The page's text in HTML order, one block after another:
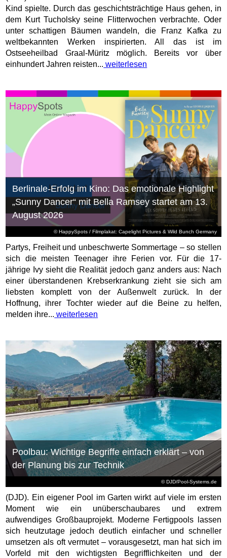
Kind spielte. Durch das geschichtsträchtige Haus gehen, in
dem Kurt Tucholsky seine Flitterwochen verbrachte. Oder
unter schattigen Bäumen wandeln, die Franz Kafka zu
weltbekannten Werken inspirierten. All das ist im
Ostseeheilbad Graal-Müritz möglich. Bereits vor über
einhundert Jahren reisten... weiterlesen
© HappySpots / Filmplakat: Capelight Pictures & Wild Bunch Germany
Berlinale-Erfolg im Kino: Das emotionale Highlight
„Sunny Dancer“ mit Bella Ramsey startet am 13.
August 2026
Partys, Freiheit und unbeschwerte Sommertage – so stellen
sich die meisten Teenager ihre Ferien vor. Für die 17-
jährige Ivy sieht die Realität jedoch ganz anders aus: Nach
einer überstandenen Krebserkrankung zieht sie sich am
liebsten komplett von der Außenwelt zurück. In der
Hoffnung, ihrer Tochter wieder auf die Beine zu helfen,
melden ihre... weiterlesen
© DJD/Pool-Systems.de
Poolbau: Wichtige Begriffe einfach erklärt – von
der Planung bis zur Technik
(DJD). Ein eigener Pool im Garten wirkt auf viele im ersten
Moment wie ein unüberschaubares und extrem
aufwendiges Großbauprojekt. Moderne Fertigpools lassen
sich heutzutage jedoch deutlich einfacher und schneller
umsetzen als oft vermutet – vorausgesetzt, man hat sich im
Vorfeld mit den wichtigsten Begrifflichkeiten und der